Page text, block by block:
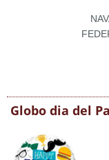
Globo dia del